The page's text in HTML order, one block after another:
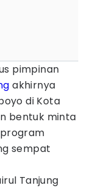
pimpinan
akhirnya
di Kota
bentuk minta
sempat
Tanjung